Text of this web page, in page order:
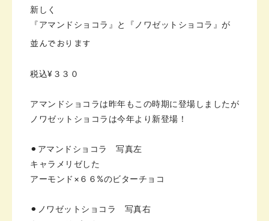
新しく
『アマンドショコラ』と
『ノワゼットショコラ』が
並んでおります
税込¥３３０
アマンドショコラは昨年もこの時期に登場しましたが
ノワゼットショコラは今年より新登場！
⚫︎アマンドショコラ 写真左
キャラメリゼした
アーモンド×６６%のビターチョコ
⚫︎ノワゼットショコラ 写真右